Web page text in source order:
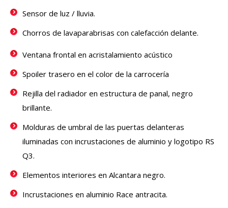
Sensor de luz / lluvia.
Chorros de lavaparabrisas con calefacción delante.
Ventana frontal en acristalamiento acústico
Spoiler trasero en el color de la carrocería
Rejilla del radiador en estructura de panal, negro
brillante.
Molduras de umbral de las puertas delanteras
iluminadas con incrustaciones de aluminio y logotipo RS
Q3.
Elementos interiores en Alcantara negro.
Incrustaciones en aluminio Race antracita.